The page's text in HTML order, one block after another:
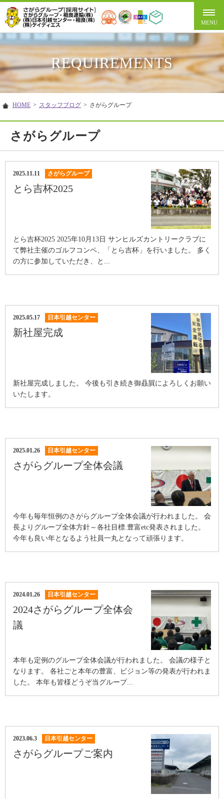
REQUIREMENTS
HOME > スタッフブログ > さがらグループ
さがらグループ
2025.11.11 さがらグループ
とら吉杯2025
とら吉杯2025 2025年10月13日 サンヒルズカントリークラブに
て弊社主催のゴルフコンペ、「とら吉杯」を行いました。 多く
の方に参加していただき、と...
2025.05.17 日本引越センター
新社屋完成
新社屋完成しました。 今後も引き続き御贔屓によろしくお願い
いたします。
2025.01.26 日本引越センター
さがらグループ全体会議
今年も毎年恒例のさがらグループ全体会議が行われました。 会
長よりグループ全体方針～各社目標.豊富etc発表されました。
今年も良い年となるよう社員一丸となって頑張ります。
2024.01.26 日本引越センター
2024さがらグループ全体会
議
本年も定例のグループ全体会議が行われました。 会議の様子と
なります。 各社ごと本年の豊富、ビジョン等の発表が行われま
した。 本年も皆様どうぞ当グループ...
2023.06.3 日本引越センター
さがらグループご案内